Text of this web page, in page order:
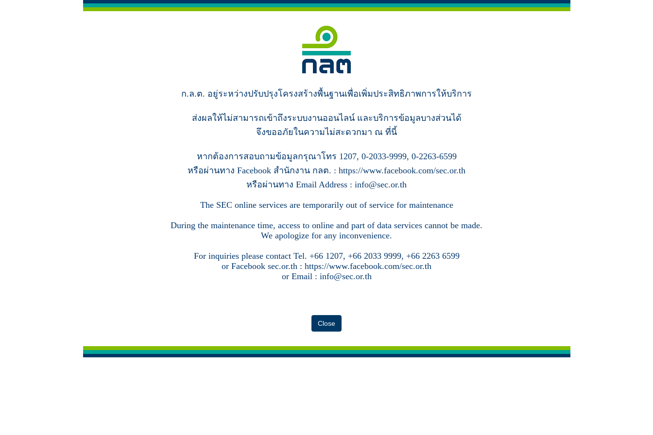
ก.ล.ต. อยู่ระหว่างปรับปรุงโครงสร้างพื้นฐานเพื่อเพิ่มประสิทธิภาพการให้บริการ
ส่งผลให้ไม่สามารถเข้าถึงระบบงานออนไลน์ และบริการข้อมูลบางส่วนได้
จึงขออภัยในความไม่สะดวกมา ณ ที่นี้
หากต้องการสอบถามข้อมูลกรุณาโทร 1207, 0-2033-9999, 0-2263-6599
หรือผ่านทาง Facebook สำนักงาน กลต. : https://www.facebook.com/sec.or.th
หรือผ่านทาง Email Address : info@sec.or.th
The SEC online services are temporarily out of service for maintenance
During the maintenance time, access to online and part of data services cannot be made.
We apologize for any inconvenience.
For inquiries please contact Tel. +66 1207, +66 2033 9999, +66 2263 6599
or Facebook sec.or.th : https://www.facebook.com/sec.or.th
or Email : info@sec.or.th